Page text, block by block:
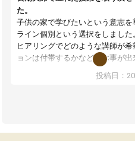
た。
子供の家で学びたいという意志を
ライン個別という選択をしました
ヒアリングでどのような講師が希
ョンは付帯するかなど選ぶ事が出
講師とのマッチング後講師との初
グを行い、その講師で良いか他
投稿日：